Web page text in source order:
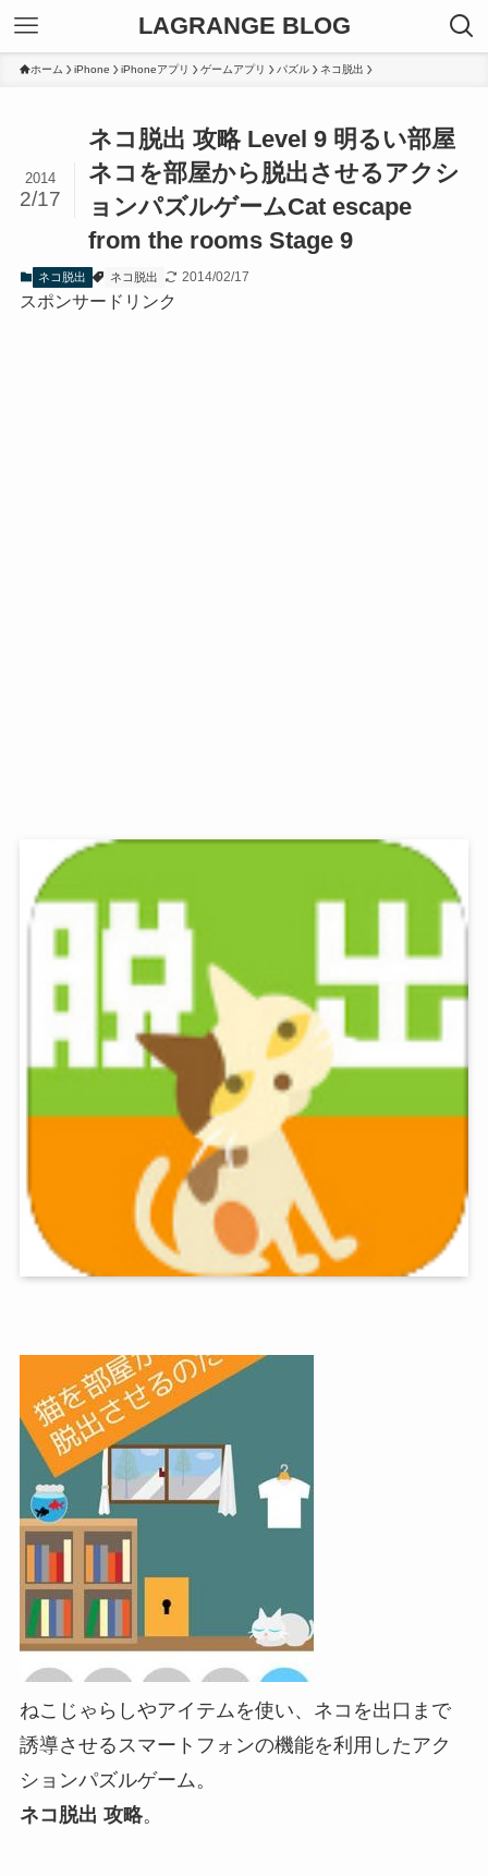
LAGRANGE BLOG
ホーム iPhone iPhoneアプリ ゲームアプリ パズル ネコ脱出
ネコ脱出 攻略 Level 9 明るい部屋
ネコを部屋から脱出させるアクシ
ョンパズルゲームCat escape
from the rooms Stage 9
2014
2/17
ネコ脱出 ネコ脱出 2014/02/17
スポンサードリンク
ねこじゃらしやアイテムを使い、ネコを出口まで
誘導させるスマートフォンの機能を利用したアク
ションパズルゲーム。
ネコ脱出 攻略。